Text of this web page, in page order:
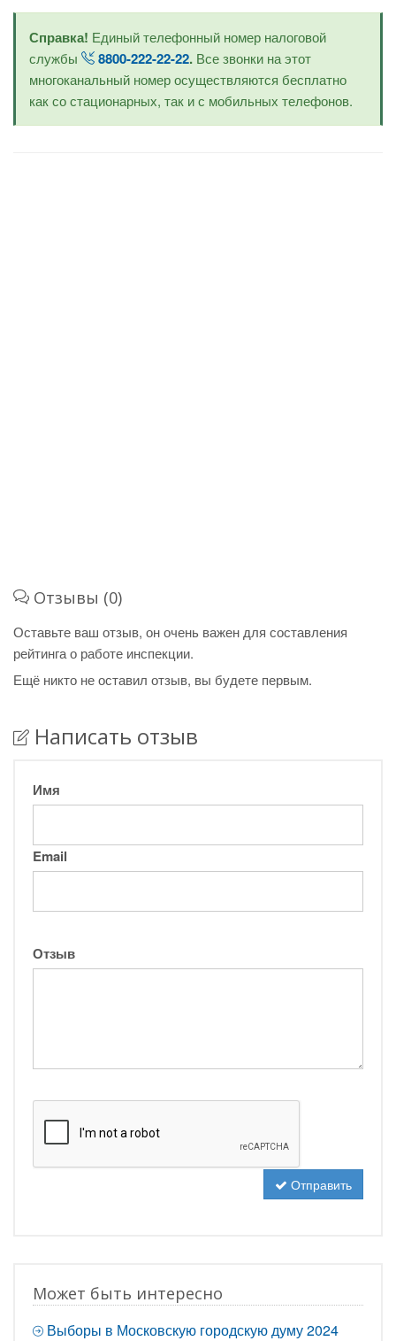
Справка! Единый телефонный номер налоговой
службы
8800-222-22-22. Все звонки на этот
многоканальный номер осуществляются бесплатно
как со стационарных, так и с мобильных телефонов.
Отзывы (0)
Оставьте ваш отзыв, он очень важен для составления
рейтинга о работе инспекции.
Ещё никто не оставил отзыв, вы будете первым.
Написать отзыв
Имя
Email
Отзыв
Отправить
Может быть интересно
Выборы в Московскую городскую думу 2024